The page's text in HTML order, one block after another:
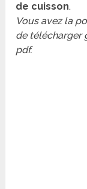
de cuisson.
Vous avez la
de télécharger
pdf.